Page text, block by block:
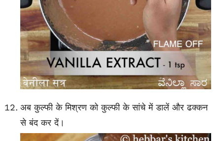
अब कुल्फी के मिश्रण को कुल्फी के सांचे में डालें और ढक्कन
से बंद कर दें।